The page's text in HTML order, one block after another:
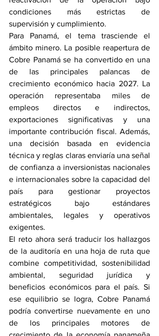
condiciones más estrictas de
supervisión y cumplimiento.
Para Panamá, el tema trasciende el
ámbito minero. La posible reapertura de
Cobre Panamá se ha convertido en una
de las principales palancas de
crecimiento económico hacia 2027. La
operación representaba miles de
empleos directos e indirectos,
exportaciones significativas y una
importante contribución fiscal. Además,
una decisión basada en evidencia
técnica y reglas claras enviaría una señal
de confianza a inversionistas nacionales
e internacionales sobre la capacidad del
país para gestionar proyectos
estratégicos bajo estándares
ambientales, legales y operativos
exigentes.
El reto ahora será traducir los hallazgos
de la auditoría en una hoja de ruta que
combine competitividad, sostenibilidad
ambiental, seguridad jurídica y
beneficios económicos para el país. Si
ese equilibrio se logra, Cobre Panamá
podría convertirse nuevamente en uno
de los principales motores de